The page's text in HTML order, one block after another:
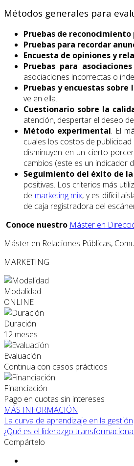
Métodos generales para
Pruebas de
Pruebas para recordar
Encuesta de opiniones y
Pruebas para
asociaciones incorrectas o
Pruebas y encuestas
ve en ella.
Cuestionario sobre la
atención, despertar el deseo
Método experimental. El
cuales los costos de
disminuyen en un cierto
cambios (este es un indicador
Seguimiento del éxito de
positivas. Los criterios más
de marketing mix, y es difícil
de caja registradora del
Conoce nuestro Máster en
Máster en Relaciones Públicas,
MARKETING
Modalidad
ONLINE
Duración
12 meses
Evaluación
Continua con casos prácticos
Financiación
Pago en cuotas sin intereses
MÁS INFORMACIÓN
La curva de aprendizaje en la gestión
¿Qué es el liderazgo
Compártelo